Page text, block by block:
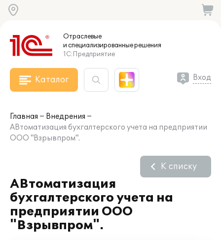
Отраслевые
и специализированныерешения
1С:Предприятие
Каталог Вход
Главная
Внедрения
АВтоматизация бухгалтерского учета на предприятии
ООО "Взрывпром".
АВтоматизация
бухгалтерского учета на
предприятии ООО
"Взрывпром".
К списку